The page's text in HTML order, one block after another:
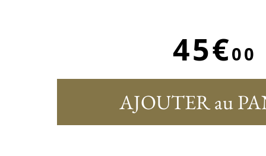
45€00
AJOUTER au